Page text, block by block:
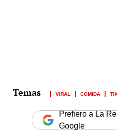
VIRAL COMIDA
Prefiero a La
Google